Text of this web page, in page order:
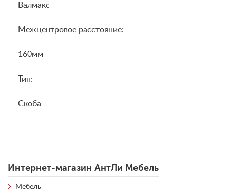
Валмакс
Межцентровое расстояние:
160мм
Тип:
Скоба
Интернет-магазин АнтЛи Мебель
Мебель